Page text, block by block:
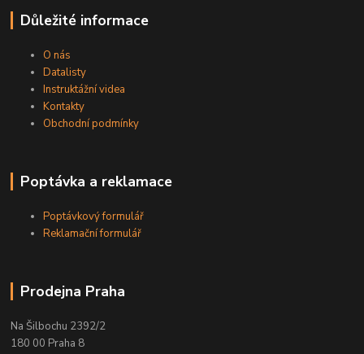
Důležité informace
O nás
Datalisty
Instruktážní videa
Kontakty
Obchodní podmínky
Poptávka a reklamace
Poptávkový formulář
Reklamační formulář
Prodejna Praha
Na Šilbochu 2392/2
180 00 Praha 8